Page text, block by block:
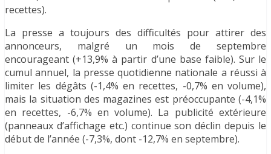
recettes).
La presse a toujours des difficultés pour attirer des
annonceurs, malgré un mois de septembre
encourageant (+13,9% à partir d’une base faible). Sur le
cumul annuel, la presse quotidienne nationale a réussi à
limiter les dégâts (-1,4% en recettes, -0,7% en volume),
mais la situation des magazines est préoccupante (-4,1%
en recettes, -6,7% en volume). La publicité extérieure
(panneaux d’affichage etc.) continue son déclin depuis le
début de l’année (-7,3%, dont -12,7% en septembre).